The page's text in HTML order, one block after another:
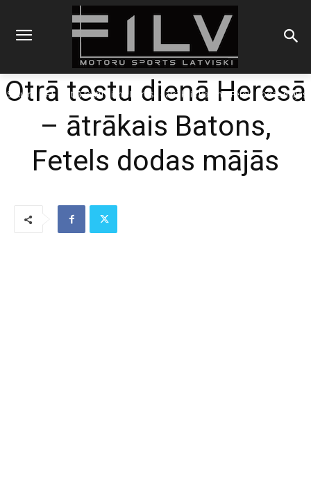
Sākums F1 Otrā testu dienā Heresā - ātrākais Batons, Fetels dodas mājās
Otrā testu dienā Heresā
– ātrākais Batons,
Fetels dodas mājās